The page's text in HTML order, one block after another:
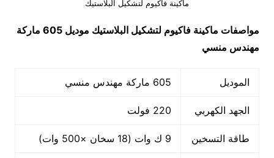
ماكينة فاكيوم لتشكيل البلاستيك
مواصفات ماكينة فاكيوم لتشكيل البلاستيك
موديل 605 ماركة
مهندس منسي
الموديل 605 ماركة مهندس منسي
الجهد الكهربي 220 فولت
طاقة التسخين 9 ك وات (18 سخان ×500 وات)